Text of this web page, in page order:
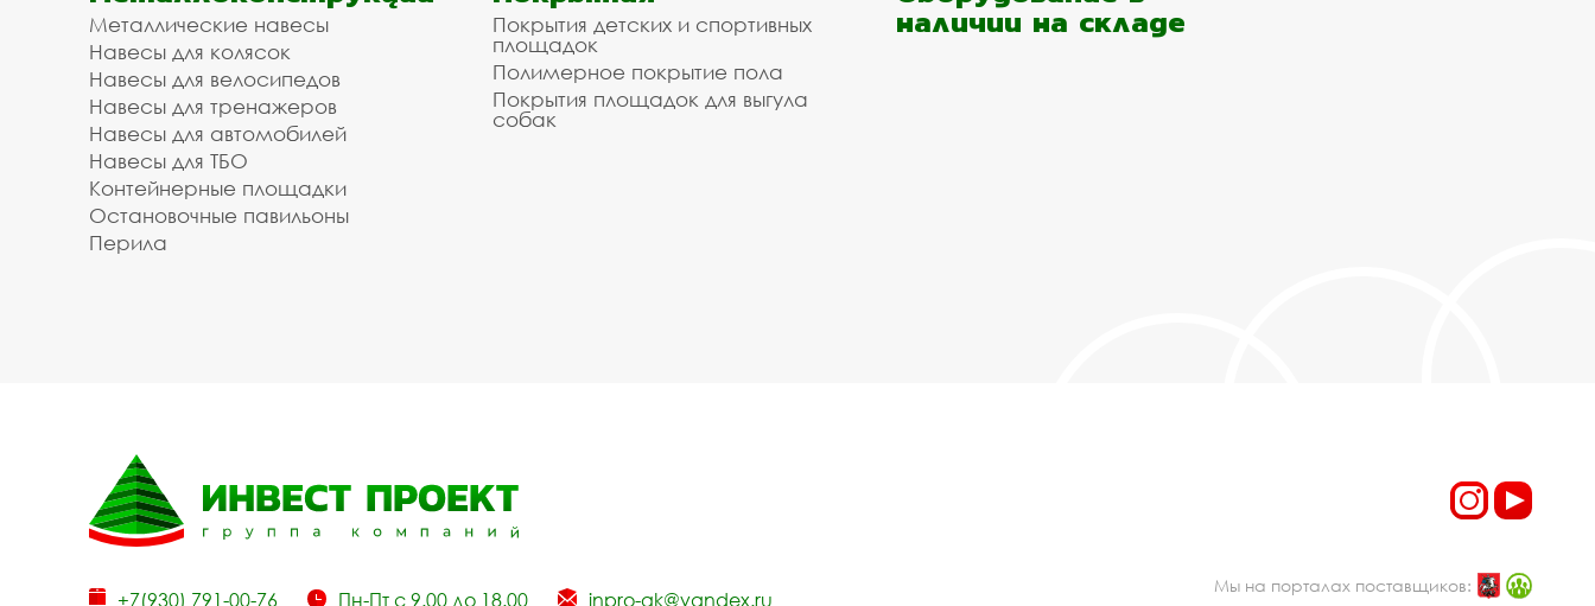
Металлические навесы
Навесы для колясок
Навесы для велосипедов
Навесы для тренажеров
Навесы для автомобилей
Навесы для ТБО
Контейнерные площадки
Остановочные павильоны
Перила
Покрытия детских и спортивных
площадок
Полимерное покрытие пола
Покрытия площадок для выгула
собак
наличии на складе
+7(930) 791-00-76 Пн-Пт с 9.00 до 18.00 inpro-gk@yandex.ru
Мы на порталах поставщиков: